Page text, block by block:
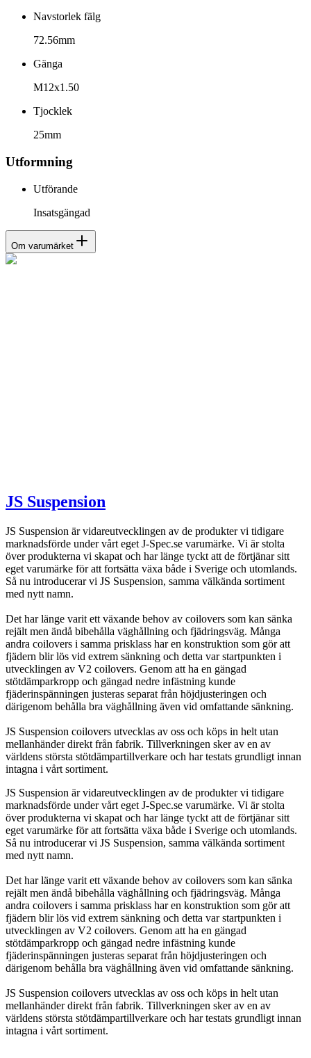
Navstorlek fälg
72.56mm
Gänga
M12x1.50
Tjocklek
25mm
Utformning
Utförande
Insatsgängad
Om varumärket
JS Suspension
JS Suspension är vidareutvecklingen av de produkter vi tidigare
marknadsförde under vårt eget J-Spec.se varumärke. Vi är stolta
över produkterna vi skapat och har länge tyckt att de förtjänar sitt
eget varumärke för att fortsätta växa både i Sverige och utomlands.
Så nu introducerar vi JS Suspension, samma välkända sortiment
med nytt namn.
Det har länge varit ett växande behov av coilovers som kan sänka
rejält men ändå bibehålla väghållning och fjädringsväg. Många
andra coilovers i samma prisklass har en konstruktion som gör att
fjädern blir lös vid extrem sänkning och detta var startpunkten i
utvecklingen av V2 coilovers. Genom att ha en gängad
stötdämparkropp och gängad nedre infästning kunde
fjäderinspänningen justeras separat från höjdjusteringen och
därigenom behålla bra väghållning även vid omfattande sänkning.
JS Suspension coilovers utvecklas av oss och köps in helt utan
mellanhänder direkt från fabrik. Tillverkningen sker av en av
världens största stötdämpartillverkare och har testats grundligt innan
intagna i vårt sortiment.
JS Suspension är vidareutvecklingen av de produkter vi tidigare
marknadsförde under vårt eget J-Spec.se varumärke. Vi är stolta
över produkterna vi skapat och har länge tyckt att de förtjänar sitt
eget varumärke för att fortsätta växa både i Sverige och utomlands.
Så nu introducerar vi JS Suspension, samma välkända sortiment
med nytt namn.
Det har länge varit ett växande behov av coilovers som kan sänka
rejält men ändå bibehålla väghållning och fjädringsväg. Många
andra coilovers i samma prisklass har en konstruktion som gör att
fjädern blir lös vid extrem sänkning och detta var startpunkten i
utvecklingen av V2 coilovers. Genom att ha en gängad
stötdämparkropp och gängad nedre infästning kunde
fjäderinspänningen justeras separat från höjdjusteringen och
därigenom behålla bra väghållning även vid omfattande sänkning.
JS Suspension coilovers utvecklas av oss och köps in helt utan
mellanhänder direkt från fabrik. Tillverkningen sker av en av
världens största stötdämpartillverkare och har testats grundligt innan
intagna i vårt sortiment.